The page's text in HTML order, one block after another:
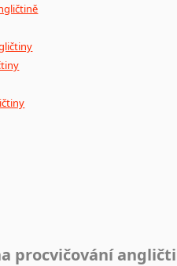
procvičování